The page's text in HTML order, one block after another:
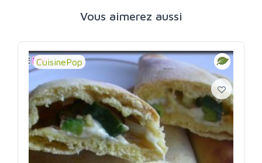
Vous aimerez aussi
CuisinePop